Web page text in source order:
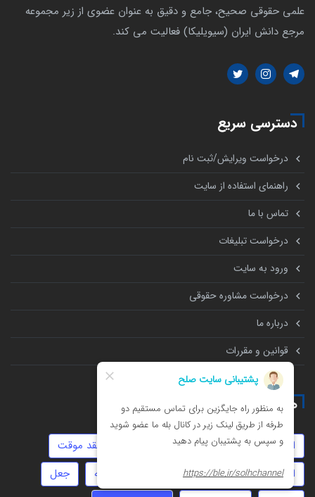
علمی حقوقی صحیح، جامع و دقیق به عنوان عضوی از زیر مجموعه
مرجع دانش ایران (سیویلیکا) فعالیت می کند.
دسترسی سریع
درخواست ویرایش/ثبت نام
راهنمای استفاده از سایت
تماس با ما
درخواست تبلیغات
ورود به سایت
درخواست مشاوره حقوقی
درباره ما
قوانین و مقررات
همه چیز درباره
ارث خیانت عقد دائم
عقد موقت
استارتاپ
سرقت امور مالیاتی دیه
جعل